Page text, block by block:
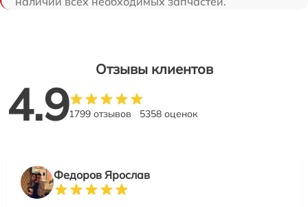
Отзывы клиентов
4.91799 отзывов 5358 оценок
Федоров Ярослав